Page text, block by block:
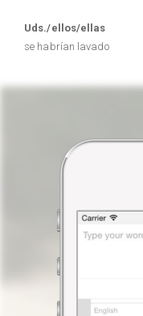
Uds./ellos/ellas
se habrían lavado